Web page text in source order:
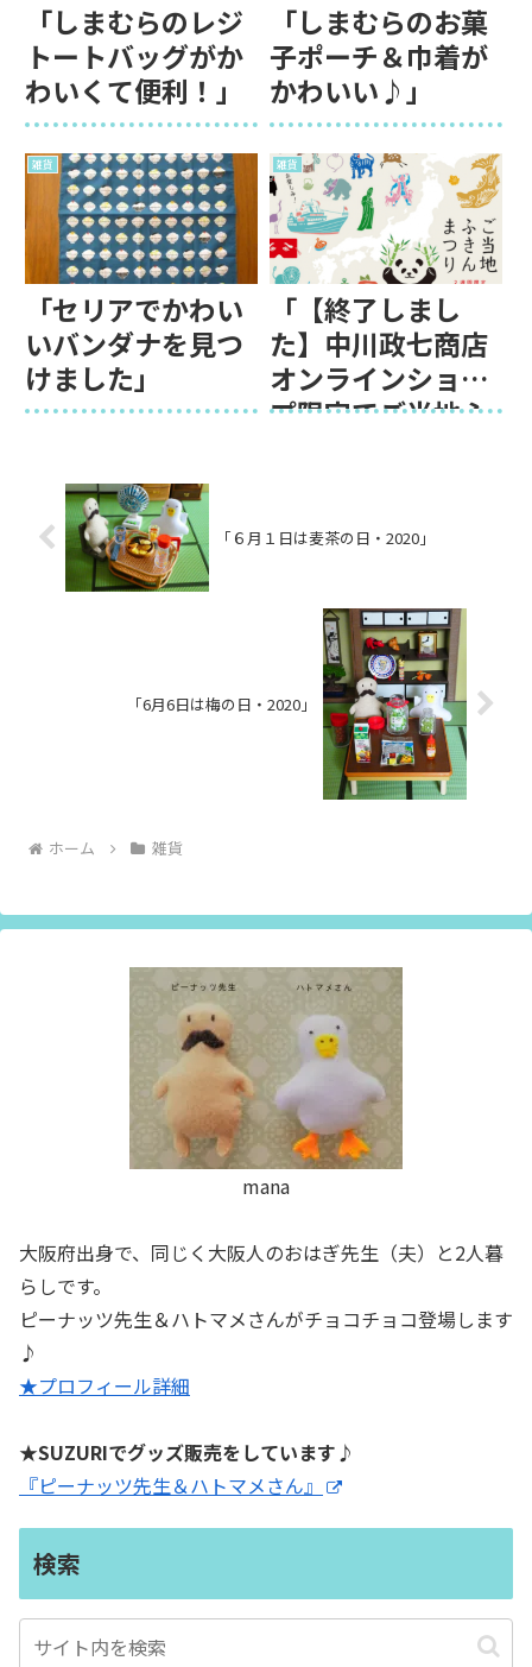
「しまむらのレジ
トートバッグがか
わいくて便利！」
「しまむらのお菓
子ポーチ＆巾着が
かわいい♪」
雑貨
「セリアでかわい
いバンダナを見つ
けました」
雑貨
「【終了しまし
た】中川政七商店
オンラインショッ
プ限定でご当地ふ
「６月１日は麦茶の日・2020」
「6月6日は梅の日・2020」
ホーム 雑貨
mana
大阪府出身で、同じく大阪人のおはぎ先生（夫）と2人暮
らしです。
ピーナッツ先生＆ハトマメさんがチョコチョコ登場します
♪
★プロフィール詳細
★SUZURIでグッズ販売をしています♪
『ピーナッツ先生＆ハトマメさん』
検索